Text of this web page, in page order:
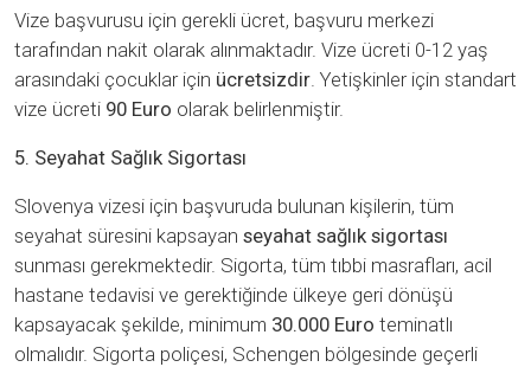
Vize başvurusu için gerekli ücret, başvuru merkezi
tarafından nakit olarak alınmaktadır. Vize ücreti 0-12 yaş
arasındaki çocuklar için ücretsizdir. Yetişkinler için standart
vize ücreti 90 Euro olarak belirlenmiştir.
5. Seyahat Sağlık Sigortası
Slovenya vizesi için başvuruda bulunan kişilerin, tüm
seyahat süresini kapsayan seyahat sağlık sigortası
sunması gerekmektedir. Sigorta, tüm tıbbi masrafları, acil
hastane tedavisi ve gerektiğinde ülkeye geri dönüşü
kapsayacak şekilde, minimum 30.000 Euro teminatlı
olmalıdır. Sigorta poliçesi, Schengen bölgesinde geçerli